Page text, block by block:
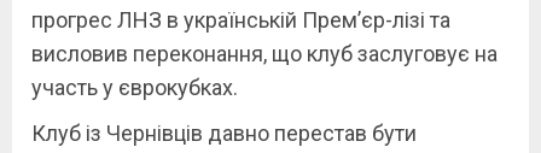
прогрес ЛНЗ в українській Прем’єр-лізі та
висловив переконання, що клуб заслуговує на
участь у єврокубках.
Клуб із Чернівців давно перестав бути